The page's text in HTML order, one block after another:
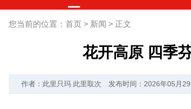
您当前的位置： 首页 > 新闻 > 正文
花开高原 四季
作者：此里只玛 此里取次 发布时间：2026年05月